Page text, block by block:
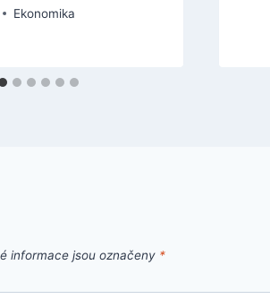
Ekonomika
informace jsou označeny *